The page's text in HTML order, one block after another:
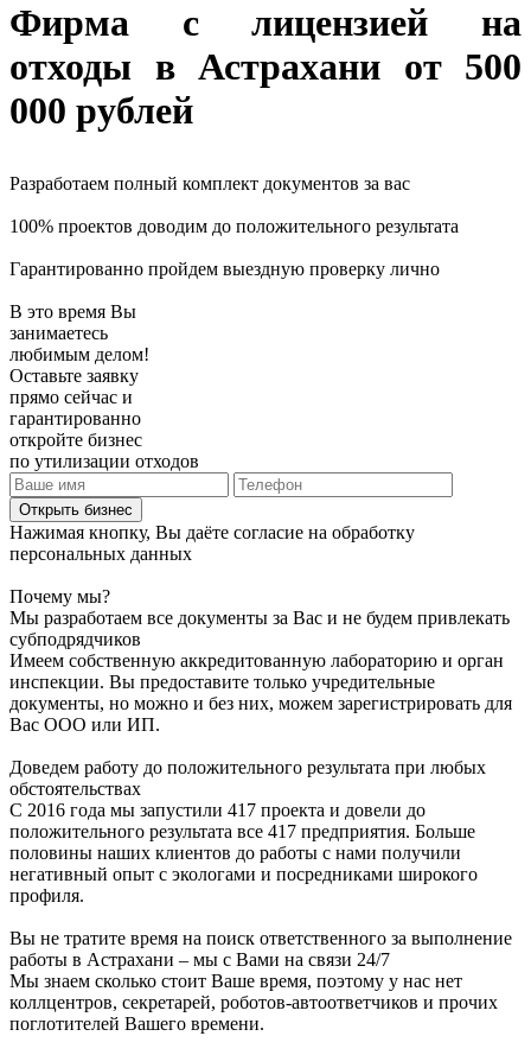
Фирма с лицензией на
отходы в Астрахани от 500
000 рублей
Разработаем полный комплект документов за вас
100% проектов доводим до положительного результата
Гарантированно пройдем выездную проверку лично
В это время Вы
занимаетесь
любимым делом!
Оставьте заявку
прямо сейчас и
гарантированно
откройте бизнес
по утилизации отходов
Открыть бизнес
Нажимая кнопку, Вы даёте согласие на обработку
персональных данных
Почему мы?
Мы разработаем все документы за Вас и не будем привлекать
субподрядчиков
Имеем собственную аккредитованную лабораторию и орган
инспекции. Вы предоставите только учредительные
документы, но можно и без них, можем зарегистрировать для
Вас ООО или ИП.
Доведем работу до положительного результата при любых
обстоятельствах
С 2016 года мы запустили 417 проекта и довели до
положительного результата все 417 предприятия. Больше
половины наших клиентов до работы с нами получили
негативный опыт с экологами и посредниками широкого
профиля.
Вы не тратите время на поиск ответственного за выполнение
работы в Астрахани – мы с Вами на связи 24/7
Мы знаем сколько стоит Ваше время, поэтому у нас нет
коллцентров, секретарей, роботов-автоответчиков и прочих
поглотителей Вашего времени.